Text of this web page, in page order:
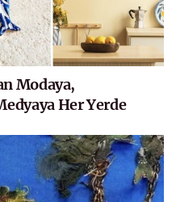
Modaya,
Her Yerde